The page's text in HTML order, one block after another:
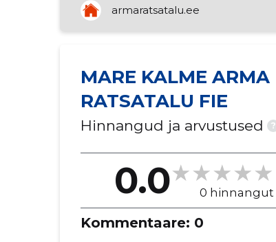
armaratsatalu.ee
MARE KALME ARMA
RATSATALU FIE
Hinnangud ja arvustused ?
0.0 0 hinnangut
Kommentaare: 0